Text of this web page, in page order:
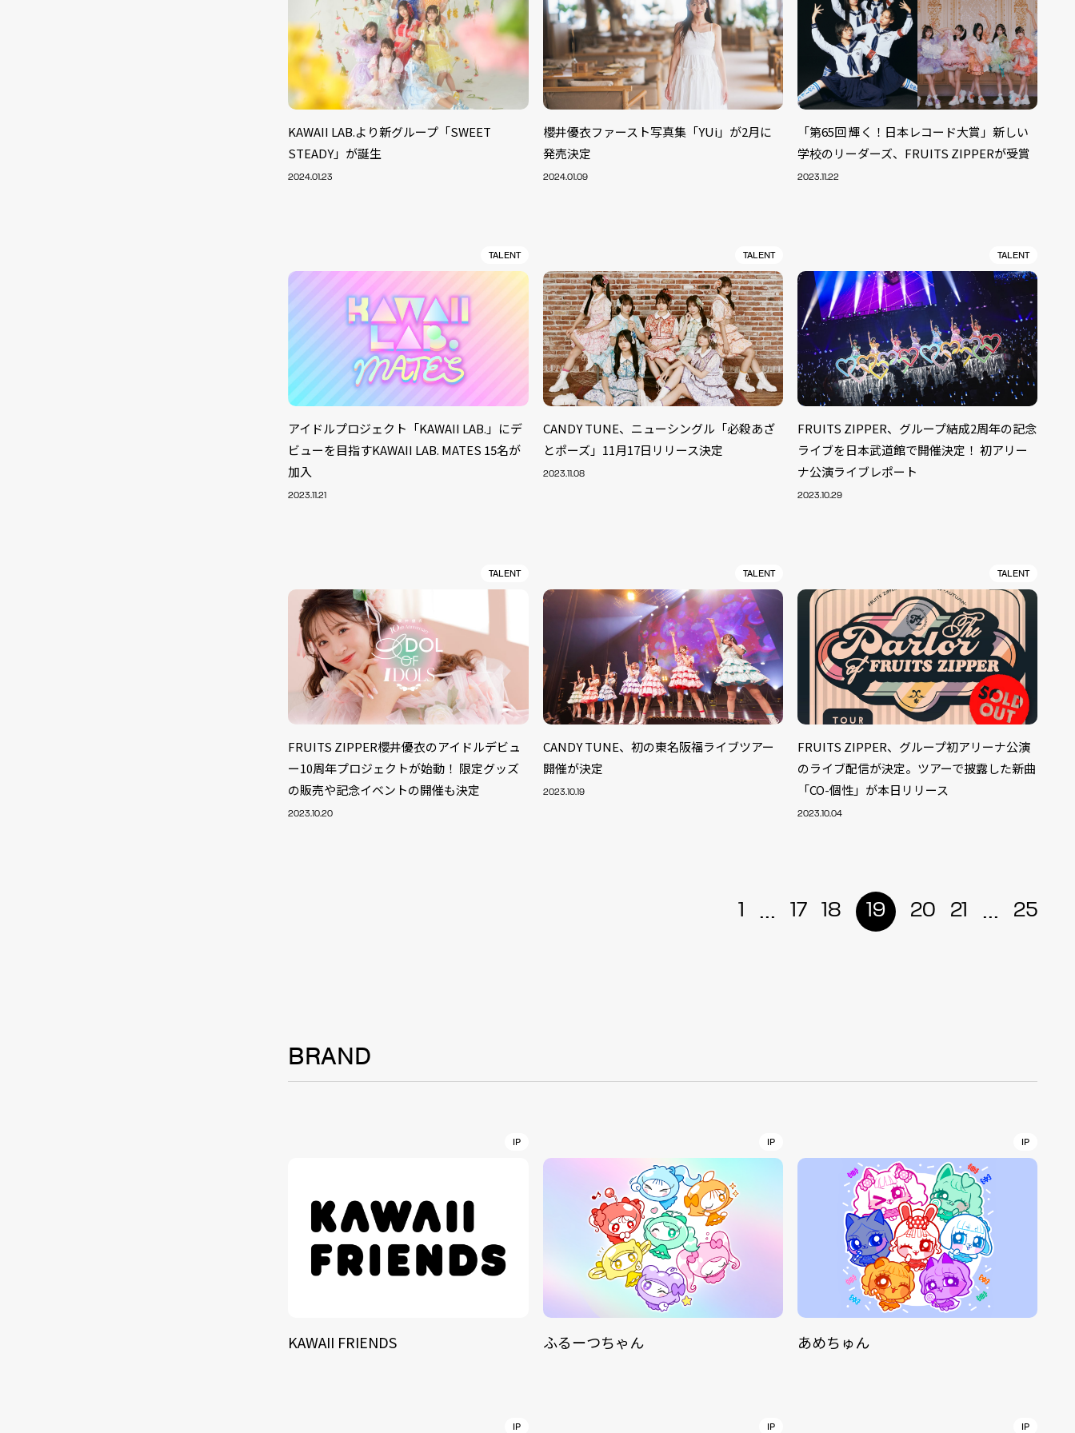
KAWAII LAB.より新グループ「SWEET
STEADY」が誕生
2024.01.23
櫻井優衣ファースト写真集「YUi」が2月に
発売決定
2024.01.09
「第65回 輝く！日本レコード大賞」新しい
学校のリーダーズ、FRUITS ZIPPERが受賞
2023.11.22
TALENT
アイドルプロジェクト「KAWAII LAB.」にデ
ビューを目指すKAWAII LAB. MATES 15名が
加入
2023.11.21
TALENT
CANDY TUNE、ニューシングル「必殺あざ
とポーズ」11月17日リリース決定
2023.11.08
TALENT
FRUITS ZIPPER、グループ結成2周年の記念
ライブを日本武道館で開催決定！ 初アリー
ナ公演ライブレポート
2023.10.29
TALENT
FRUITS ZIPPER櫻井優衣のアイドルデビュ
ー10周年プロジェクトが始動！ 限定グッズ
の販売や記念イベントの開催も決定
2023.10.20
TALENT
CANDY TUNE、初の東名阪福ライブツアー
開催が決定
2023.10.19
TALENT
FRUITS ZIPPER、グループ初アリーナ公演
のライブ配信が決定。ツアーで披露した新曲
「CO-個性」が本日リリース
2023.10.04
1 ... 17 18 19 20 21 ... 25
BRAND
IP
KAWAII FRIENDS
IP
ふるーつちゃん
IP
あめちゅん
IP IP IP
NEWS
SOLUTION
BRAND
CONTACT